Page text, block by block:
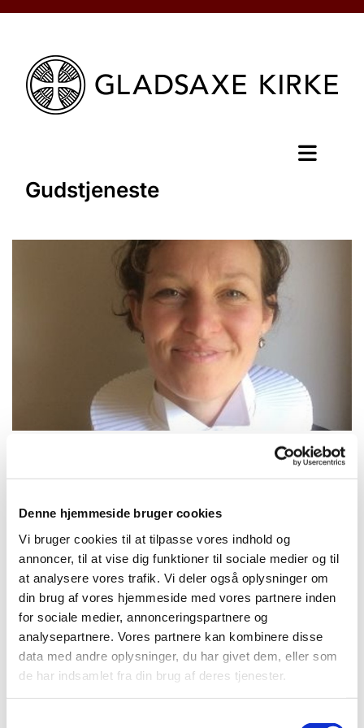
Denne hjemmeside bruger cookies
Vi bruger cookies til at tilpasse vores indhold og
annoncer, til at vise dig funktioner til sociale medier og til
at analysere vores trafik. Vi deler også oplysninger om
din brug af vores hjemmeside med vores partnere inden
for sociale medier, annonceringspartnere og
analysepartnere. Vores partnere kan kombinere disse
data med andre oplysninger, du har givet dem, eller som
de har indsamlet fra din brug af deres tjenester.
Gudstjeneste
Søndag 17. januar 2027, kl. 10:30
Gladsaxe kirke, Gladsaxe Møllevej
43, 2860 Søborg
Rachel Wille Christoffersen